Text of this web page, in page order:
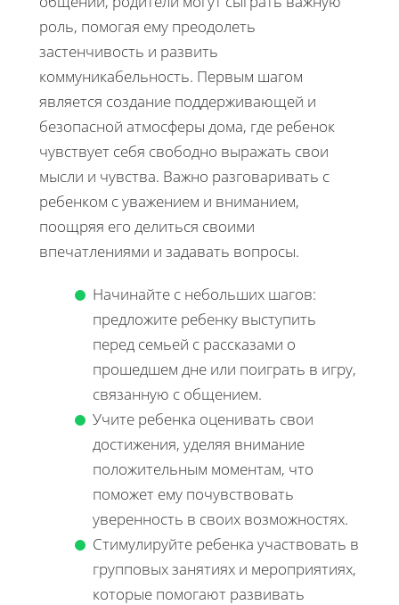
роль, помогая ему преодолеть
застенчивость и развить
коммуникабельность. Первым шагом
является создание поддерживающей и
безопасной атмосферы дома, где ребенок
чувствует себя свободно выражать свои
мысли и чувства. Важно разговаривать с
ребенком с уважением и вниманием,
поощряя его делиться своими
впечатлениями и задавать вопросы.
Начинайте с небольших шагов:
предложите ребенку выступить
перед семьей с рассказами о
прошедшем дне или поиграть в игру,
связанную с общением.
Учите ребенка оценивать свои
достижения, уделяя внимание
положительным моментам, что
поможет ему почувствовать
уверенность в своих возможностях.
Стимулируйте ребенка участвовать в
групповых занятиях и мероприятиях,
которые помогают развивать